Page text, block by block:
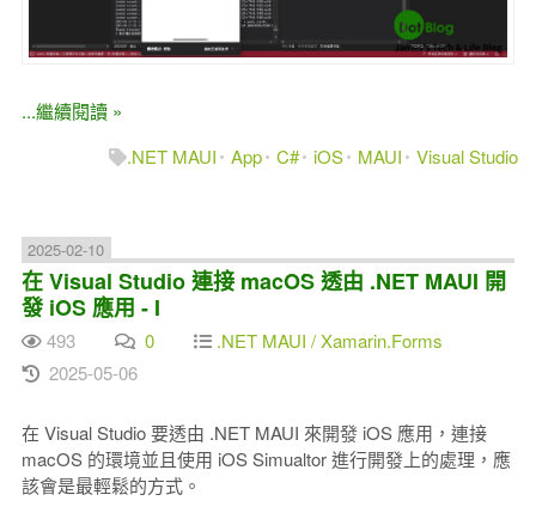
...繼續閱讀 »
.NET MAUI
App C# iOS MAUI Visual Studio
2025-02-10
在 Visual Studio 連接 macOS 透由 .NET MAUI 開
發 iOS 應用 - I
493 0
.NET MAUI / Xamarin.Forms
2025-05-06
在 Visual Studio 要透由 .NET MAUI 來開發 iOS 應用，連接
macOS 的環境並且使用 iOS Simualtor 進行開發上的處理，應
該會是最輕鬆的方式。